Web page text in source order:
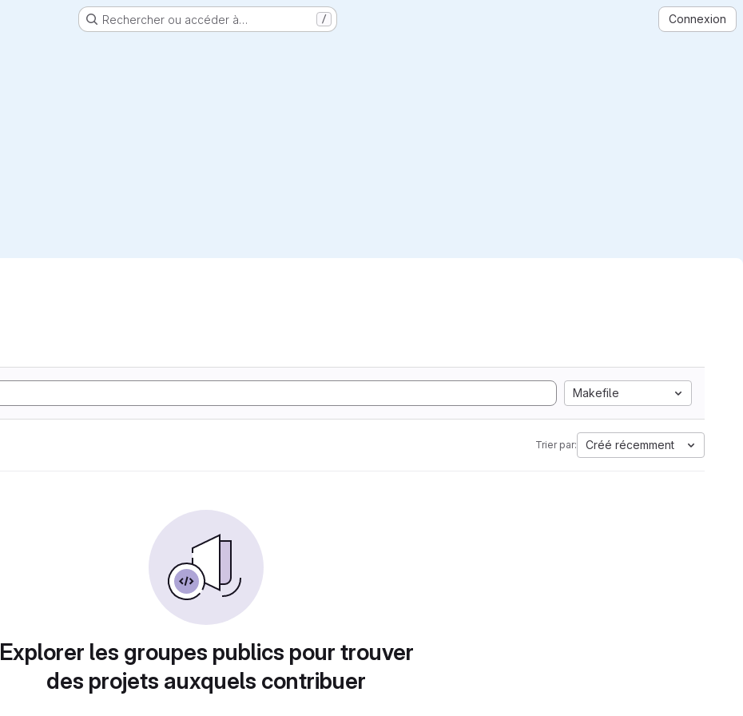
Rechercher ou accéder à… / Connexion
Makefile
Trier par: Créé récemment
Explorer les groupes publics pour trouver
des projets auxquels contribuer